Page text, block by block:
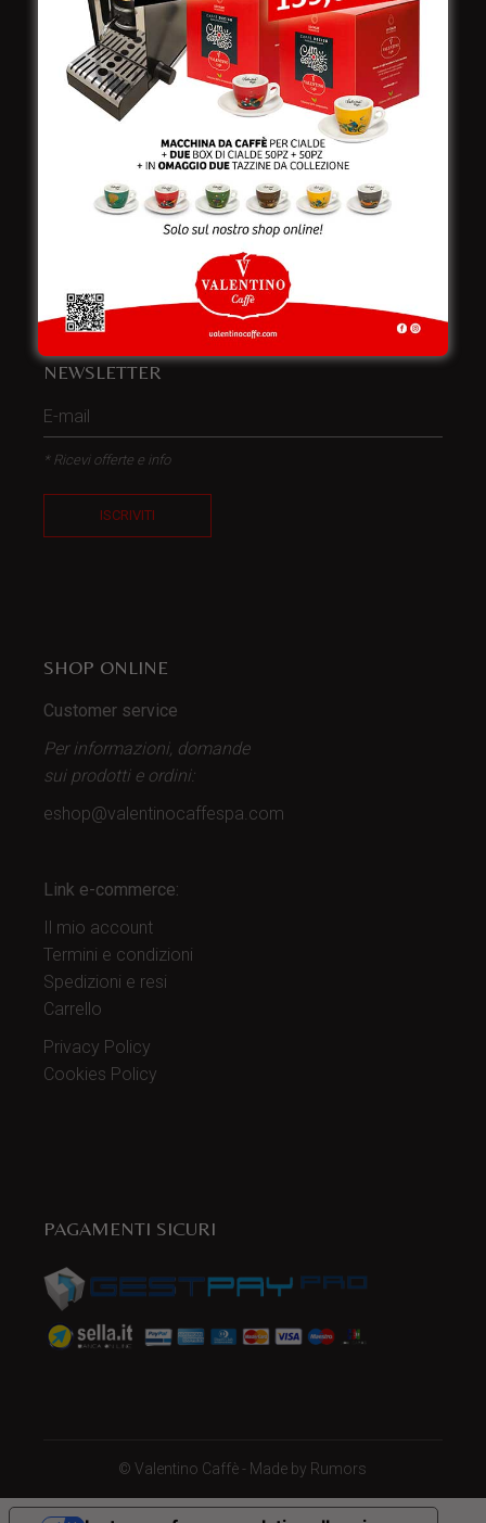
Telefono:+39 0832 240771
+39 0832 279866
info@valentinocaffespa.com
02583710757
NEWSLETTER
* Ricevi offerte e info
ISCRIVITI
SHOP ONLINE
Customer service
Per informazioni, domande
sui prodotti e ordini:
eshop@valentinocaffespa.com
Link e-commerce:
Il mio account
Termini e condizioni
Spedizioni e resi
Carrello
Privacy Policy
Cookies Policy
PAGAMENTI SICURI
©Valentino Caffè- Made by Rumors